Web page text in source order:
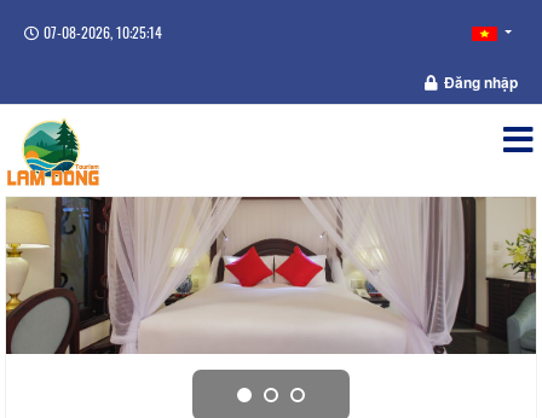
07-08-2026, 10:25:14
Đăng nhập